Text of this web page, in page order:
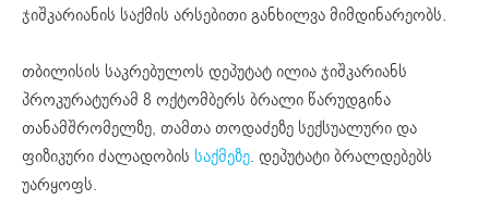
ჯიშკარიანის საქმის არსებითი განხილვა მიმდინარეობს.
თბილისის საკრებულოს დეპუტატ ილია ჯიშკარიანს
პროკურატურამ 8 ოქტომბერს ბრალი წარუდგინა
თანამშრომელზე, თამთა თოდაძეზე სექსუალური და
ფიზიკური ძალადობის საქმეზე. დეპუტატი ბრალდებებს
უარყოფს.